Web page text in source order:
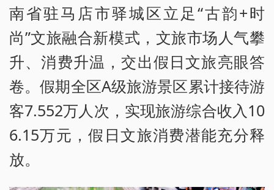
南省驻马店市驿城区立足“古韵+时
尚”文旅融合新模式，文旅市场人气攀
升、消费升温，交出假日文旅亮眼答
卷。假期全区A级旅游景区累计接待游
客7.552万人次，实现旅游综合收入10
6.15万元，假日文旅消费潜能充分释
放。